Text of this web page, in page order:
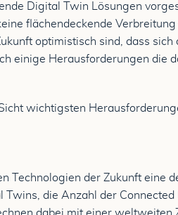
Digital Twin Lösungen
flächendeckende
optimistisch sind, dass sich
einige Herausforderungen die
wichtigsten
Technologien der Zukunft eine
die Anzahl der